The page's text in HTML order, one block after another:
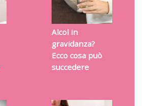
Alcol in
gravidanza?
Ecco cosa può
succedere